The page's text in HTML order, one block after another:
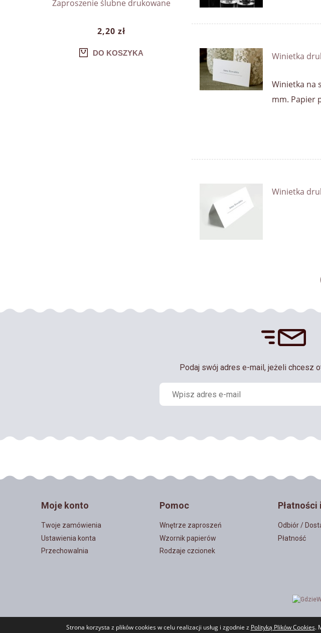
Strona korzysta z plików cookies w celu realizacji usług i zgodnie z Polityką Plików Cookies.
Zaproszenie ślubne drukowane
2,20 zł
DO KOSZYKA Winietka
Winietka na
mm. Papier
Winietka
Podaj swój adres e-mail, jeżeli chcesz
Moje konto
Twoje zamówienia
Ustawienia konta
Przechowalnia
Pomoc
Wnętrze zaproszeń
Wzornik papierów
Rodzaje czcionek
Odbiór /
Płatność
Sklep